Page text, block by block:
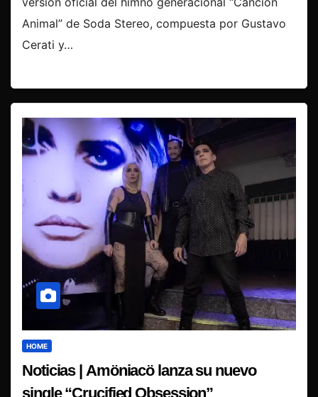
Animal” de Soda Stereo, compuesta por Gustavo
Cerati y…
HOME
Noticias | Amöniacö lanza su nuevo
single “Crucified Obsession”